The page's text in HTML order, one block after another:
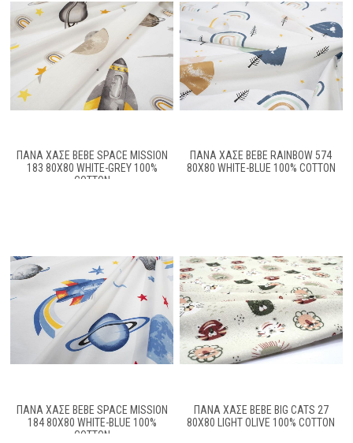
ΠΆΝΑ ΧΑΣΈ BEBE SPACE MISSION
183 80X80 WHITE-GREY 100%
COTTON
ΠΆΝΑ ΧΑΣΈ BEBE RAINBOW 574
80X80 WHITE-BLUE 100% COTTON
ΠΆΝΑ ΧΑΣΈ BEBE SPACE MISSION
184 80X80 WHITE-BLUE 100%
COTTON
ΠΆΝΑ ΧΑΣΈ BEBE BIG CATS 27
80X80 LIGHT OLIVE 100% COTTON